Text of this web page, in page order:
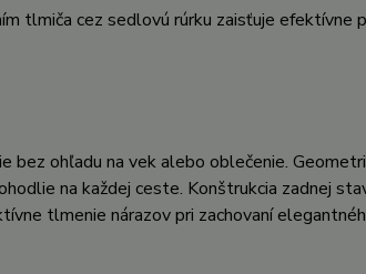
tlmiča cez sedlovú rúrku zaisťuje efektívne
bez ohľadu na vek alebo oblečenie.
na každej ceste. Konštrukcia zadnej
tlmenie nárazov pri zachovaní